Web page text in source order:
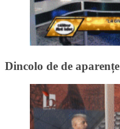
Dincolo de de aparențe